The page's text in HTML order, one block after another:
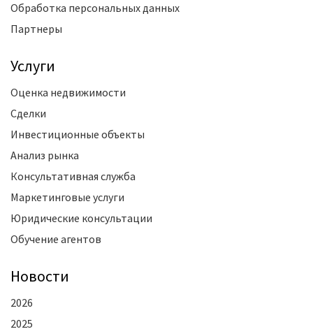
Обработка персональных данных
Партнеры
Услуги
Оценка недвижимости
Сделки
Инвестиционные объекты
Анализ рынка
Консультативная служба
Маркетинговые услуги
Юридические консультации
Обучение агентов
Новости
2026
2025